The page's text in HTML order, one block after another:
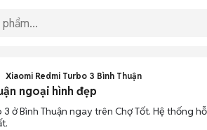
Xiaomi Redmi Turbo 3 Bình Thuận
ngoại hình đẹp
3 ở Bình Thuận ngay trên Chợ Tốt. Hệ